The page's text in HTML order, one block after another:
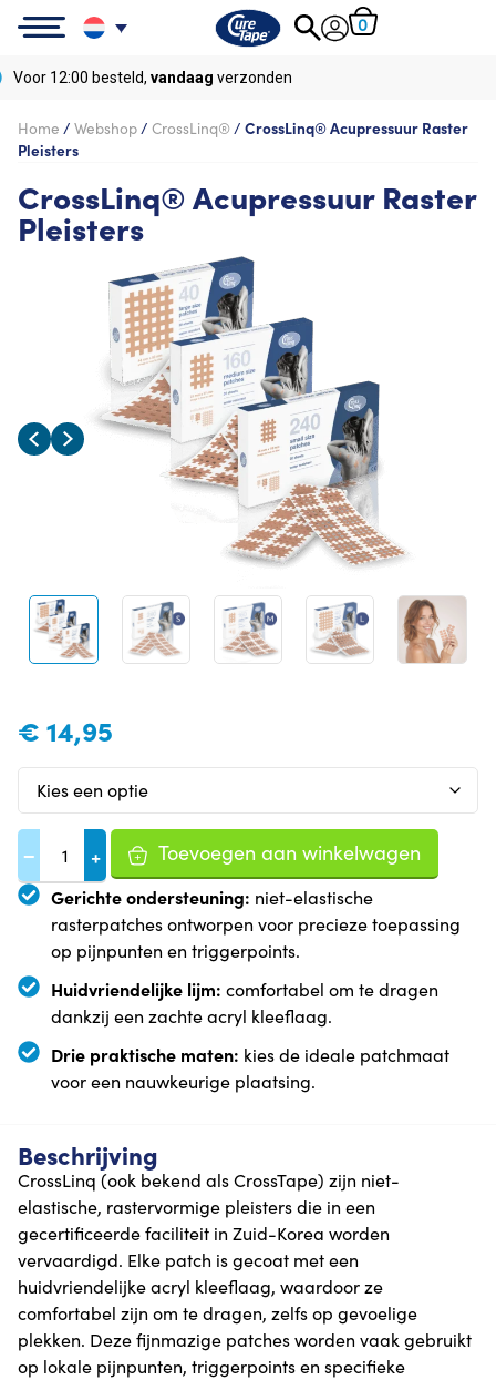
0
Gratislevering vanaf
Home / Webshop/ CrossLinq®/ CrossLinq® Acupressuur Raster
Pleisters
CrossLinq® Acupressuur Raster
Pleisters
€ 14,95
− + Toevoegen aan winkelwagen
Gerichte ondersteuning: niet-elastische
rasterpatches ontworpen voor precieze toepassing
op pijnpunten en triggerpoints.
Huidvriendelijke lijm: comfortabel om te dragen
dankzij een zachte acryl kleeflaag.
Drie praktische maten: kies de ideale patchmaat
voor een nauwkeurige plaatsing.
Beschrijving
CrossLinq (ook bekend als CrossTape) zijn niet-
elastische, rastervormige pleisters die in een
gecertificeerde faciliteit in Zuid-Korea worden
vervaardigd. Elke patch is gecoat met een
huidvriendelijke acryl kleeflaag, waardoor ze
comfortabel zijn om te dragen, zelfs op gevoelige
plekken. Deze fijnmazige patches worden vaak gebruikt
op lokale pijnpunten, triggerpoints en specifieke